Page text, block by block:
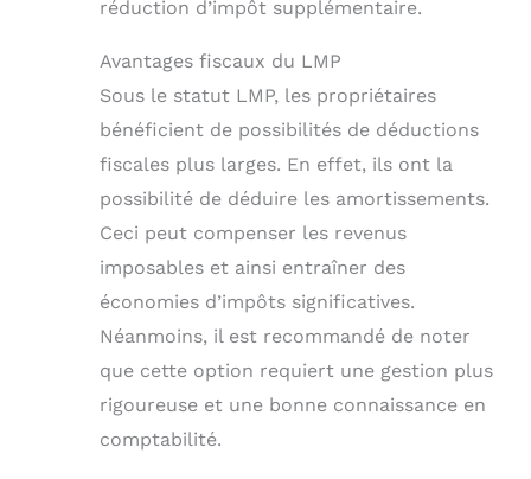
réduction d’impôt supplémentaire.
Avantages fiscaux du LMP
Sous le statut LMP, les propriétaires
bénéficient de possibilités de déductions
fiscales plus larges. En effet, ils ont la
possibilité de déduire les amortissements.
Ceci peut compenser les revenus
imposables et ainsi entraîner des
économies d’impôts significatives.
Néanmoins, il est recommandé de noter
que cette option requiert une gestion plus
rigoureuse et une bonne connaissance en
comptabilité.